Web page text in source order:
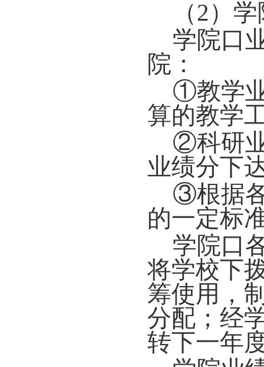
（2）
学院口
院：
①教学
算的教学
②科研
业绩分下
③根据
的一定标
学院口
将学校下
筹使用，
分配；经
转下一年